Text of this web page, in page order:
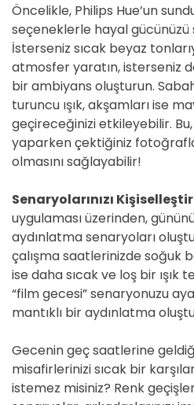
Öncelikle, Philips Hue’un
seçeneklerle hayal gücünüzü
İsterseniz sıcak beyaz
atmosfer yaratın, isterseniz
bir ambiyans oluşturun.
turuncu ışık, akşamları ise
geçireceğinizi etkileyebilir. Bu,
yaparken çektiğiniz
olmasını sağlayabilir!
Senaryolarınızı
uygulaması üzerinden,
aydınlatma senaryoları
çalışma saatlerinizde soğuk
ise daha sıcak ve loş bir ışık
“film gecesi” senaryonuzu
mantıklı bir aydınlatma
Gecenin geç saatlerine
misafirlerinizi sıcak bir
istemez misiniz? Renk